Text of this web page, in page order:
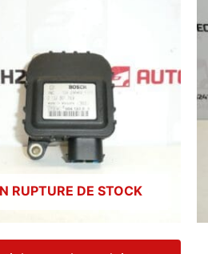
RUPTURE DE STOCK